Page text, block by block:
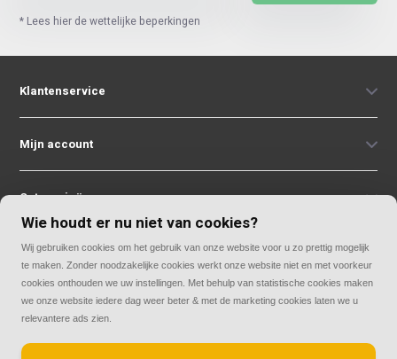
* Lees hier de wettelijke beperkingen
Klantenservice
Mijn account
Categorieën
Contact
Wie houdt er nu niet van cookies?
Wij gebruiken cookies om het gebruik van onze website voor u zo prettig mogelijk
te maken. Zonder noodzakelijke cookies werkt onze website niet en met voorkeur
cookies onthouden we uw instellingen. Met behulp van statistische cookies maken
we onze website iedere dag weer beter & met de marketing cookies laten we u
relevantere ads zien.